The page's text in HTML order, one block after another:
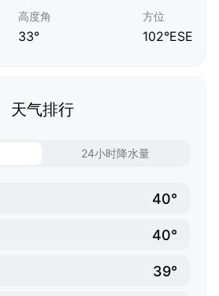
高度角
33°
方位
102°ESE
天气排行
24小时降水量
40°
40°
39°